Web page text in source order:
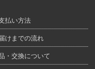
払い方法
けまでの流れ
・交換について